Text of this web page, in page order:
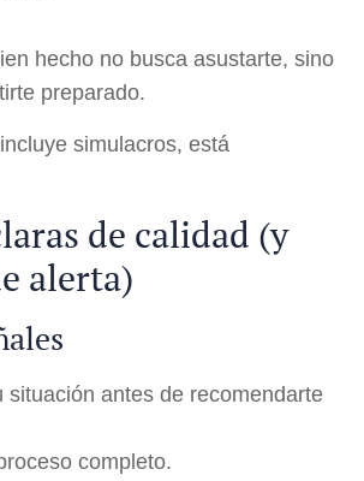
hecho no busca asustarte, sino
preparado.
simulacros, está
de calidad (y
alerta)
situación antes de recomendarte
completo.